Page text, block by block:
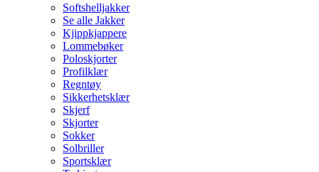
Softshelljakker
Se alle Jakker
Kjippkjappere
Lommebøker
Poloskjorter
Profilklær
Regntøy
Sikkerhetsklær
Skjerf
Skjorter
Sokker
Solbriller
Sportsklær